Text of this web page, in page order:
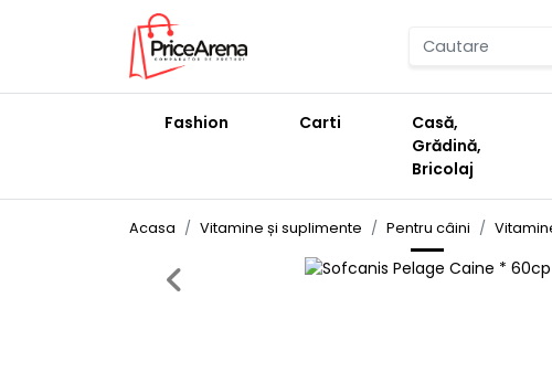
Fashion Carti
Casă,
Grădină,
Bricolaj
Acasa Vitamine și suplimente Pentru câini
Previous